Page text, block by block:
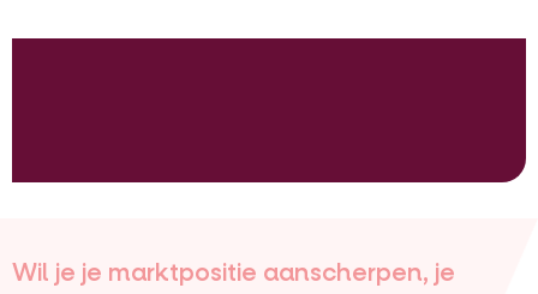
Wil je je marktpositie aanscherpen, je